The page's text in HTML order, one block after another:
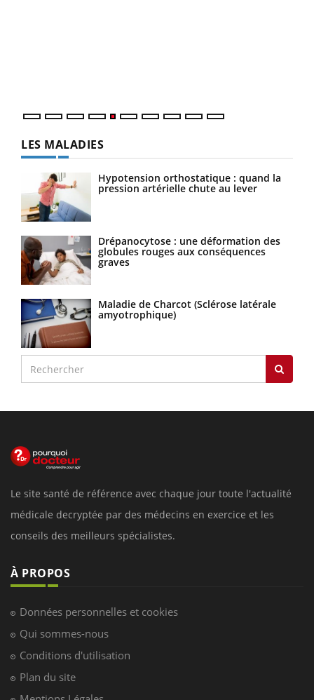
LES MALADIES
Hypotension orthostatique : quand la
pression artérielle chute au lever
Drépanocytose : une déformation des
globules rouges aux conséquences
graves
Maladie de Charcot (Sclérose latérale
amyotrophique)
Le site santé de référence avec chaque jour toute l'actualité
médicale decryptée par des médecins en exercice et les
conseils des meilleurs spécialistes.
À PROPOS
Données personnelles et cookies
Qui sommes-nous
Conditions d'utilisation
Plan du site